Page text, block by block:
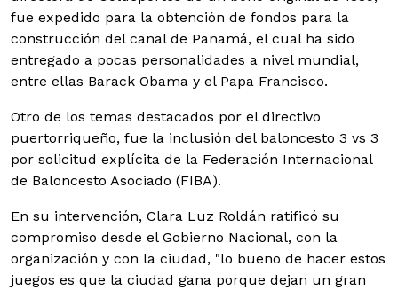
fue expedido para la obtención de fondos para la
construcción del canal de Panamá, el cual ha sido
entregado a pocas personalidades a nivel mundial,
entre ellas Barack Obama y el Papa Francisco.
Otro de los temas destacados por el directivo
puertorriqueño, fue la inclusión del baloncesto 3 vs 3
por solicitud explícita de la Federación Internacional
de Baloncesto Asociado (FIBA).
En su intervención, Clara Luz Roldán ratificó su
compromiso desde el Gobierno Nacional, con la
organización y con la ciudad, "lo bueno de hacer estos
juegos es que la ciudad gana porque dejan un gran